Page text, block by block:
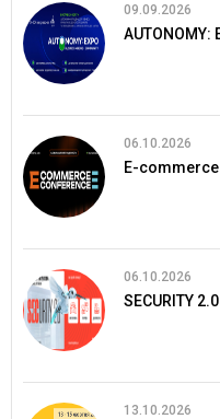
09.09.2026
AUTONOMY:
06.10.2026
E-
06.10.2026
SECURITY 2.0
13.10.2026